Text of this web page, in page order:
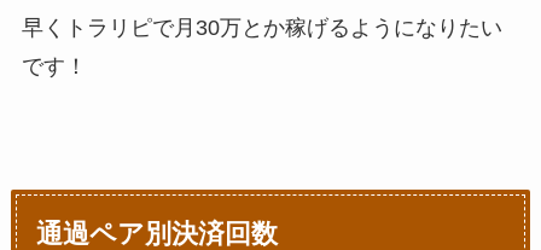
早くトラリピで月30万とか稼げるようになりたい
です！
通過ペア別決済回数